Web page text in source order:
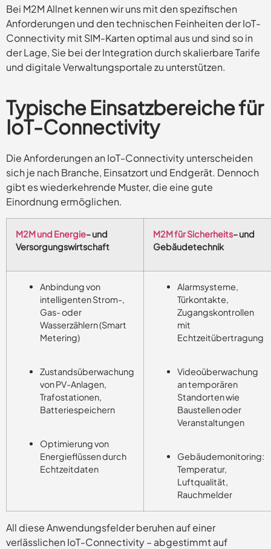
Bei M2M Allnet kennen wir uns mit den spezifischen
Anforderungen und den technischen Feinheiten der IoT-
Connectivity mit SIM-Karten optimal aus und sind so in
der Lage, Sie bei der Integration durch skalierbare Tarife
und digitale Verwaltungsportale zu unterstützen.
Typische Einsatzbereiche für
IoT-Connectivity
Die Anforderungen an IoT-Connectivity unterscheiden
sich je nach Branche, Einsatzort und Endgerät. Dennoch
gibt es wiederkehrende Muster, die eine gute
Einordnung ermöglichen.
M2M und Energie– und
Versorgungswirtschaft
M2M für Sicherheits– und
Gebäudetechnik
Anbindung von
intelligenten Strom-,
Gas- oder
Wasserzählern (Smart
Metering)
Zustandsüberwachung
von PV-Anlagen,
Trafostationen,
Batteriespeichern
Optimierung von
Energieflüssen durch
Echtzeitdaten
Alarmsysteme,
Türkontakte,
Zugangskontrollen
mit
Echtzeitübertragung
Videoüberwachung
an temporären
Standorten wie
Baustellen oder
Veranstaltungen
Gebäudemonitoring:
Temperatur,
Luftqualität,
Rauchmelder
All diese Anwendungsfelder beruhen auf einer
verlässlichen IoT-Connectivity – abgestimmt auf